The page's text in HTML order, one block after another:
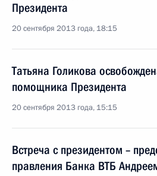
Президента
20 сентября 2013 года, 18:15
Татьяна Голикова
помощника Президента
20 сентября 2013 года, 15:15
Встреча с президентом –
правления Банка ВТБ